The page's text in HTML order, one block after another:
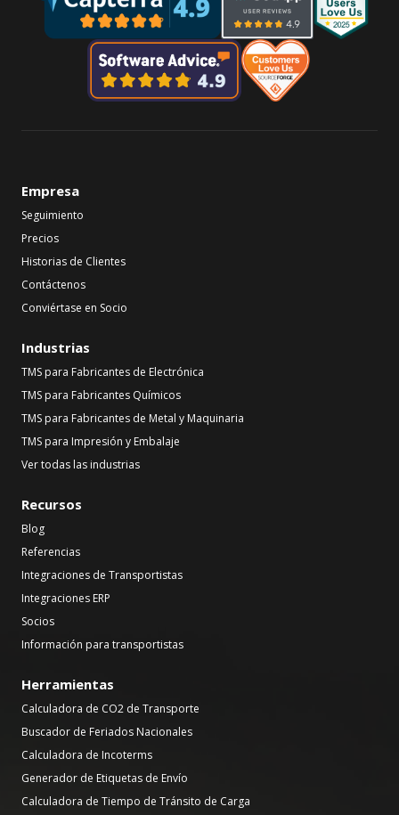
Empresa
Seguimiento
Precios
Historias de Clientes
Contáctenos
Conviértase en Socio
Industrias
TMS para Fabricantes de Electrónica
TMS para Fabricantes Químicos
TMS para Fabricantes de Metal y Maquinaria
TMS para Impresión y Embalaje
Ver todas las industrias
Recursos
Blog
Referencias
Integraciones de Transportistas
Integraciones ERP
Socios
Información para transportistas
Herramientas
Calculadora de CO2 de Transporte
Buscador de Feriados Nacionales
Calculadora de Incoterms
Generador de Etiquetas de Envío
Calculadora de Tiempo de Tránsito de Carga